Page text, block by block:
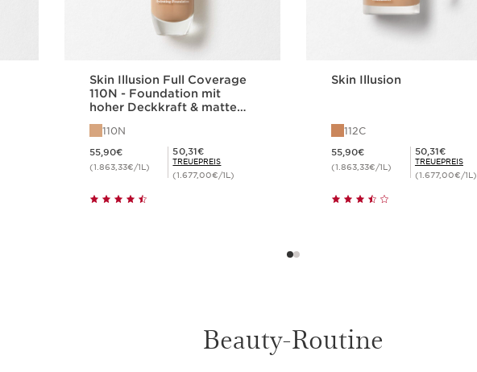
Skin Illusion Full Coverage
110N - Foundation mit
hoher Deckkraft & mattem
Finish für das Gesicht
110N
55,90€
(1.863,33€/1L)
Mitgliederpreis 50,31€
50,31€
TREUEPREIS
(1.677,00€/1L)
Schnellansicht
Skin Illusion
112C
55,90€
(1.863,33€/1L)
Mitgliederpreis 50,31€
50,31€
TREUEPREIS
(1.677,00€/1L)
Schnellansicht
Beauty-Routine